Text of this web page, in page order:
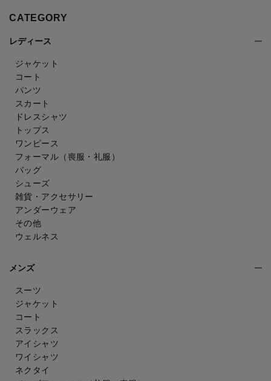
CATEGORY
レディース
ジャケット
コート
パンツ
スカート
ドレスシャツ
トップス
ワンピース
フォーマル（喪服・礼服）
バッグ
シューズ
雑貨・アクセサリー
アンダーウェア
その他
ウェルネス
メンズ
スーツ
ジャケット
コート
スラックス
アイシャツ
ワイシャツ
ネクタイ